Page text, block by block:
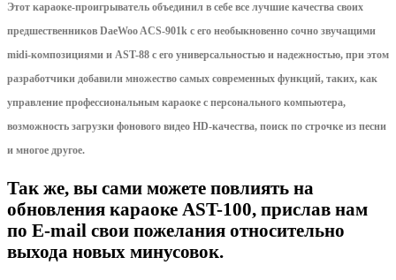
Этот караоке-проигрыватель объединил в себе все лучшие качества своих
предшественников DaeWoo ACS-901k с его необыкновенно сочно звучащими
midi-композициями и AST-88 с его универсальностью и надежностью, при этом
разработчики добавили множество самых современных функций, таких, как
управление профессиональным караоке с персонального компьютера,
возможность загрузки фонового видео HD-качества, поиск по строчке из песни
и многое другое.
Так же, вы сами можете повлиять на
обновления караоке AST-100, прислав нам
по E-mail свои пожелания относительно
выхода новых минусовок.